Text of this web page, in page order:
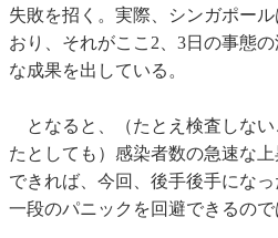
失敗を招く。実際、シンガポー
おり、それがここ2、3日の事態
な成果を出している。
となると、（たとえ検査しない
たとしても）感染者数の急速な
できれば、今回、後手後手になっ
一段のパニックを回避できるので